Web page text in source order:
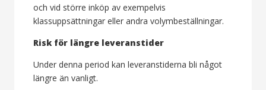
och vid större inköp av exempelvis
klassuppsättningar eller andra volymbeställningar.
Risk för längre leveranstider
Under denna period kan leveranstiderna bli något
längre än vanligt.